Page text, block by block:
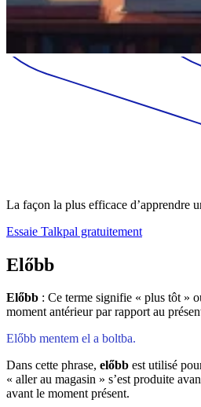
La façon la plus efficace d’apprendre
Essaie Talkpal gratuitement
Előbb
Előbb : Ce terme signifie « plus tôt »
moment antérieur par rapport au
Előbb mentem el a boltba.
Dans cette phrase, előbb est utilisé
« aller au magasin » s’est produite
avant le moment présent.